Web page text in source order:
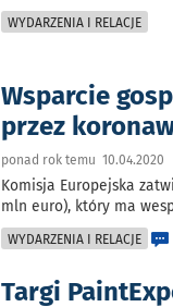
WYDARZENIA I RELACJE
Wsparcie
przez
ponad rok temu 10.04.2020
Komisja Europejska
mln euro), który ma
WYDARZENIA I RELACJE
Targi